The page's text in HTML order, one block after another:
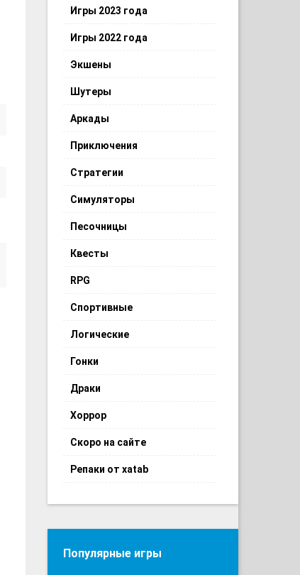
Игры 2023 года
Игры 2022 года
Экшены
Шутеры
Аркады
Приключения
Стратегии
Симуляторы
Песочницы
Квесты
RPG
Спортивные
Логические
Гонки
Драки
Хоррор
Скоро на сайте
Репаки от xatab
Популярные игры